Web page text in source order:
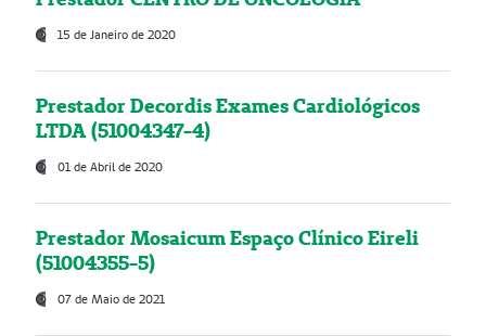
15 de Janeiro de 2020
Prestador Decordis Exames Cardiológicos
LTDA (51004347-4)
01 de Abril de 2020
Prestador Mosaicum Espaço Clínico Eireli
(51004355-5)
07 de Maio de 2021